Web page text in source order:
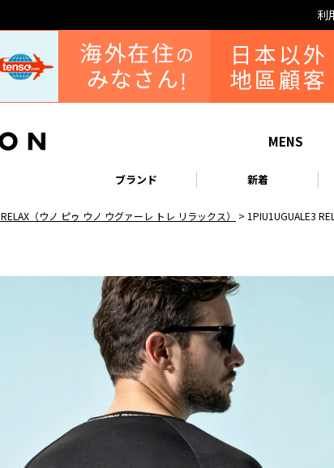
MENS
ブランド 新着
（ウノ ピゥ ウノ ウグァーレ トレ リラックス） 1PIU1UGUALE3